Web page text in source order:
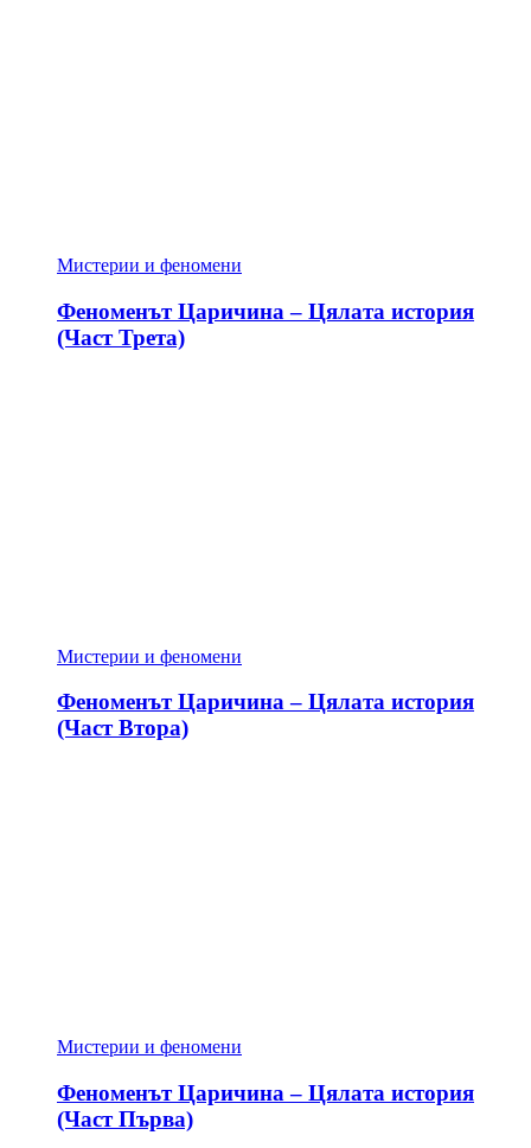
Мистерии и феномени
Феноменът Царичина – Цялата история
(Част Трета)
Мистерии и феномени
Феноменът Царичина – Цялата история
(Част Втора)
Мистерии и феномени
Феноменът Царичина – Цялата история
(Част Първа)